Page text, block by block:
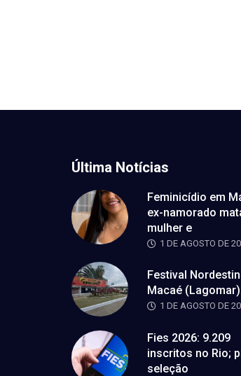
Última Notícias
Feminicídio em
ex-namorado
mulher e
1 DE AGOSTO DE
Festival
Macaé
1 DE AGOSTO DE
Fies 2026: 9.209
inscritos no Rio;
seleção